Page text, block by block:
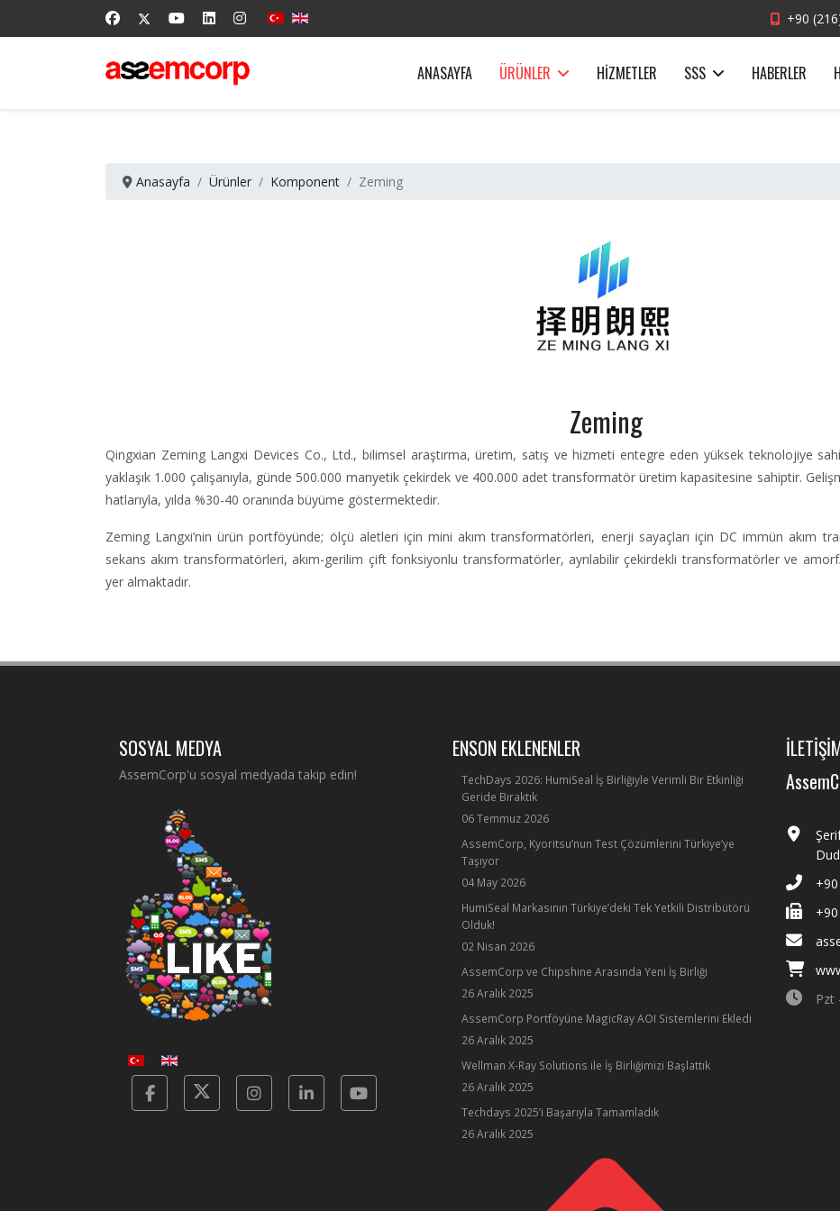
+90
ANASAYFA ÜRÜNLER HIZMETLER SSS HABERLER
Anasayfa Ürünler Komponent Zeming
Zeming
Qingxian Zeming Langxi Devices Co., Ltd., bilimsel araştırma, üretim, satış ve hizmeti entegre eden yüksek teknolojiye
yaklaşık 1.000 çalışanıyla, günde 500.000 manyetik çekirdek ve 400.000 adet transformatör üretim kapasitesine sahiptir.
hatlarıyla, yılda %30-40 oranında büyüme göstermektedir.
Zeming Langxi’nin ürün portföyünde; ölçü aletleri için mini akım transformatörleri, enerji sayaçları için DC immün akım
sekans akım transformatörleri, akım-gerilim çift fonksiyonlu transformatörler, ayrılabilir çekirdekli transformatörler ve
yer almaktadır.
SOSYAL MEDYA
AssemCorp'u sosyal medyada takip edin!
FacebookTwitterInstagramLinkedinYotube
ENSON EKLENENLER
TechDays 2026: HumiSeal İş Birliğiyle Verimli Bir Etkinliği
Geride Bıraktık
06 Temmuz 2026
AssemCorp, Kyoritsu’nun Test Çözümlerini Türkiye’ye
Taşıyor
04 May 2026
HumiSeal Markasının Türkiye’deki Tek Yetkili Distribütörü
Olduk!
02 Nisan 2026
AssemCorp ve Chipshine Arasında Yeni İş Birliği
26 Aralık 2025
AssemCorp Portföyüne MagicRay AOI Sistemlerini Ekledi
26 Aralık 2025
Wellman X-Ray Solutions ile İş Birliğimizi Başlattık
26 Aralık 2025
Techdays 2025’i Başarıyla Tamamladık
26 Aralık 2025
Pzt